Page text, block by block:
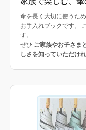
傘を長く大切に使うた
お手入れブックです。
す。
ぜひ ご家族やお子さま
しさを知っていただけ